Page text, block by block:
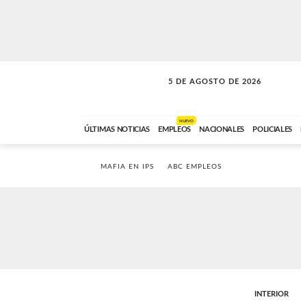
5 DE AGOSTO DE 2026
SOLO MÚSICA
ÚLTIMAS NOTICIAS EMPLEOS
NUEVO
NACIONALES POLICIALES
MAFIA EN IPS ABC EMPLEOS
INTERIOR